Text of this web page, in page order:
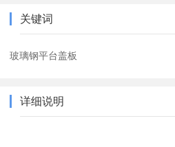
关键词
玻璃钢平台盖板
详细说明